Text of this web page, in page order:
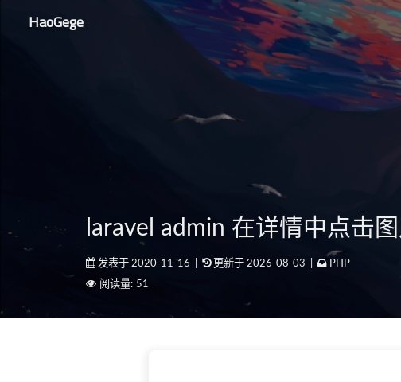
HaoGege
laravel admin 在详情中点击
发表于 2020-11-16 更新于 2026-08-03
PHP
阅读量: 51